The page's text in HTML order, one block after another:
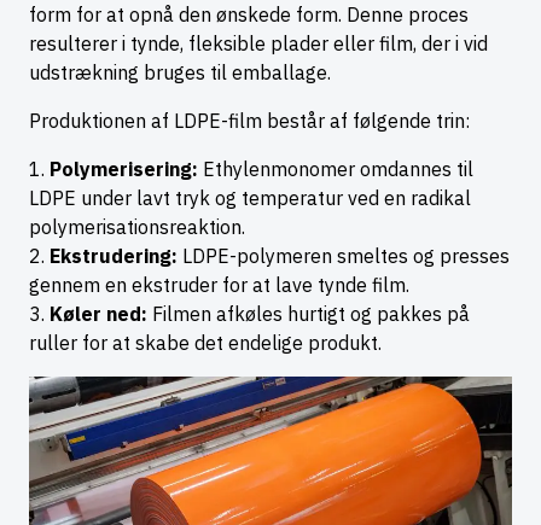
form for at opnå den ønskede form. Denne proces
resulterer i tynde, fleksible plader eller film, der i vid
udstrækning bruges til emballage.
Produktionen af LDPE-film består af følgende trin:
Polymerisering: Ethylenmonomer omdannes til
LDPE under lavt tryk og temperatur ved en radikal
polymerisationsreaktion.
Ekstrudering: LDPE-polymeren smeltes og presses
gennem en ekstruder for at lave tynde film.
Køler ned: Filmen afkøles hurtigt og pakkes på
ruller for at skabe det endelige produkt.